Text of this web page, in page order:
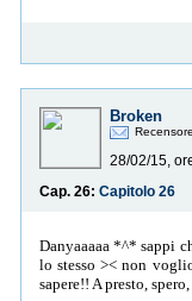
Broken
28/02/15,
Cap. 26: Capitolo 26
Danyaaaaa *^* sappi
lo stesso >< non
sapere!! A presto,